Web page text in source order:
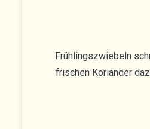
Frühlingszwiebeln
frischen Koriander